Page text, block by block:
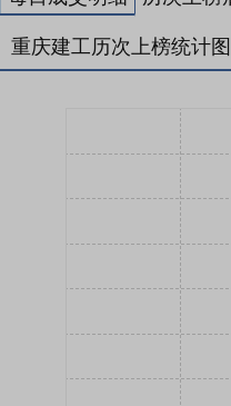
重庆建工历次上榜统计图